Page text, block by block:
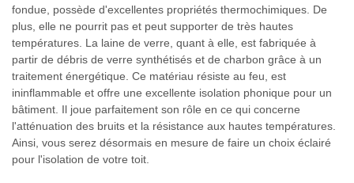
fondue, possède d'excellentes propriétés thermochimiques. De
plus, elle ne pourrit pas et peut supporter de très hautes
températures. La laine de verre, quant à elle, est fabriquée à
partir de débris de verre synthétisés et de charbon grâce à un
traitement énergétique. Ce matériau résiste au feu, est
ininflammable et offre une excellente isolation phonique pour un
bâtiment. Il joue parfaitement son rôle en ce qui concerne
l'atténuation des bruits et la résistance aux hautes températures.
Ainsi, vous serez désormais en mesure de faire un choix éclairé
pour l'isolation de votre toit.